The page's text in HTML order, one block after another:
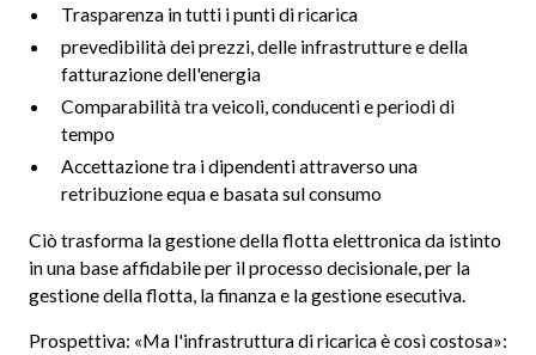
Trasparenza in tutti i punti di ricarica
prevedibilità dei prezzi, delle infrastrutture e della
fatturazione dell'energia
Comparabilità tra veicoli, conducenti e periodi di
tempo
Accettazione tra i dipendenti attraverso una
retribuzione equa e basata sul consumo
Ciò trasforma la gestione della flotta elettronica da istinto
in una base affidabile per il processo decisionale, per la
gestione della flotta, la finanza e la gestione esecutiva.
Prospettiva: «Ma l'infrastruttura di ricarica è così costosa»: